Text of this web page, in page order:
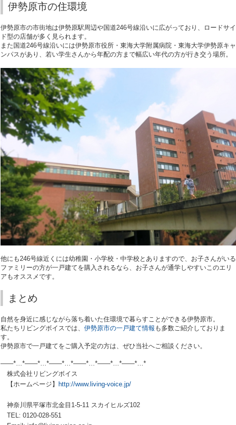
伊勢原市の住環境
伊勢原市の市街地は伊勢原駅周辺や国道246号線沿いに広がっており、ロードサイ
ド型の店舗が多く見られます。
また国道246号線沿いには伊勢原市役所・東海大学附属病院・東海大学伊勢原キャ
ンパスがあり、若い学生さんから年配の方まで幅広い年代の方が行き交う場所。
他にも246号線近くには幼稚園・小学校・中学校とありますので、お子さんがいる
ファミリーの方が一戸建てを購入されるなら、お子さんが通学しやすいこのエリ
アもオススメです。
まとめ
自然を身近に感じながら落ち着いた住環境で暮らすことができる伊勢原市。
私たちリビングボイスでは、 伊勢原市の一戸建て情報 も多数ご紹介しておりま
す。
伊勢原市で一戸建てをご購入予定の方は、ぜひ当社へご相談ください。
——*…*——*…*——*…*——*…*——*…*——*…*
株式会社リビングボイス
【ホームページ】
http://www.living-voice.jp/
神奈川県平塚市北金目1-5-11 スカイヒルズ102
TEL: 0120-028-551